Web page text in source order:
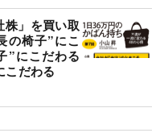
株」を買い取
の椅子”にこ
”にこだわる
だわる